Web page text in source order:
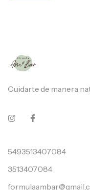
Cuidarte de manera
5493513407084
3513407084